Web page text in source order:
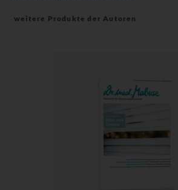
weitere Produkte der Autoren